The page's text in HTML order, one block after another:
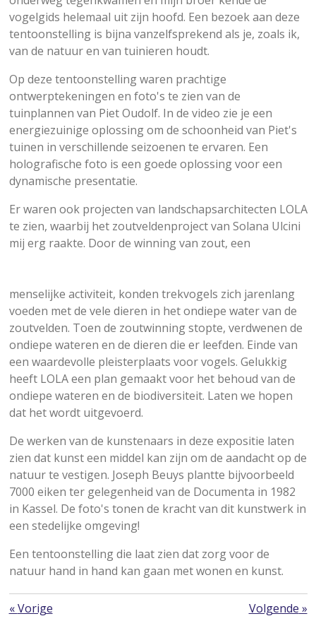
u
vogelgids helemaal uit zijn hoofd. Een bezoek aan deze
tentoonstelling is bijna vanzelfsprekend als je, zoals ik,
van de natuur en van tuinieren houdt.
Op deze tentoonstelling waren prachtige
ontwerptekeningen en foto's te zien van de
tuinplannen van Piet Oudolf. In de video zie je een
energiezuinige oplossing om de schoonheid van Piet's
tuinen in verschillende seizoenen te ervaren. Een
holografische foto is een goede oplossing voor een
dynamische presentatie.
Er waren ook projecten van landschapsarchitecten LOLA
te zien, waarbij het zoutveldenproject van Solana Ulcini
mij erg raakte. Door de winning van zout, een
menselijke activiteit, konden trekvogels zich jarenlang
voeden met de vele dieren in het ondiepe water van de
zoutvelden. Toen de zoutwinning stopte, verdwenen de
ondiepe wateren en de dieren die er leefden. Einde van
een waardevolle pleisterplaats voor vogels. Gelukkig
heeft LOLA een plan gemaakt voor het behoud van de
ondiepe wateren en de biodiversiteit. Laten we hopen
dat het wordt uitgevoerd.
De werken van de kunstenaars in deze expositie laten
zien dat kunst een middel kan zijn om de aandacht op de
natuur te vestigen. Joseph Beuys plantte bijvoorbeeld
7000 eiken ter gelegenheid van de Documenta in 1982
in Kassel. De foto's tonen de kracht van dit kunstwerk in
een stedelijke omgeving!
Een tentoonstelling die laat zien dat zorg voor de
natuur hand in hand kan gaan met wonen en kunst.
«Vorige Volgende »